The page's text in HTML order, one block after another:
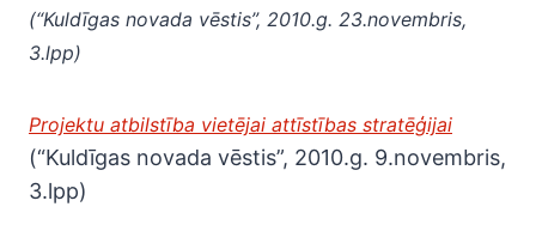
(“Kuldīgas novada vēstis”, 2010.g. 23.novembris,
3.lpp)
Projektu atbilstība vietējai attīstības stratēģijai
(“Kuldīgas novada vēstis”, 2010.g. 9.novembris,
3.lpp)